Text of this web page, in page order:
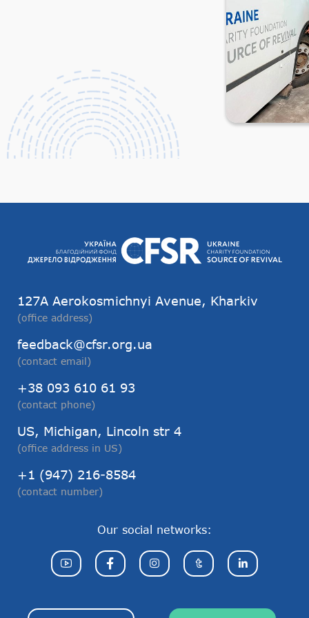
127А Aerokosmichnyi Avenue, Kharkiv
(office address)
feedback@cfsr.org.ua
(contact email)
+38 093 610 61 93
(contact phone)
US, Michigan, Lincoln str 4
(office address in US)
+1 (947) 216-8584
(contact number)
Our social networks: